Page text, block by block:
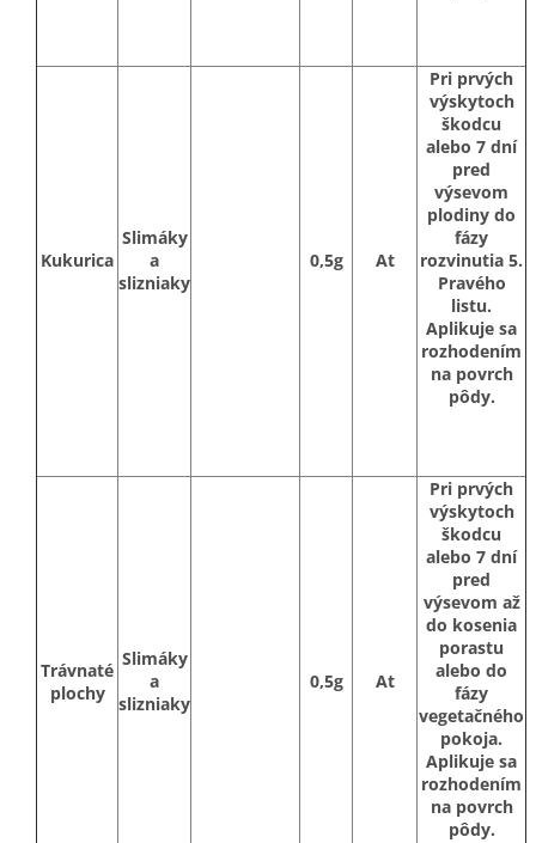
Kukurica
Slimáky
a
slizniaky
0,5g At
Pri prvých
výskytoch
škodcu
alebo 7 dní
pred
výsevom
plodiny do
fázy
rozvinutia 5.
Pravého
listu.
Aplikuje sa
rozhodením
na povrch
pôdy.
Trávnaté
plochy
Slimáky
a
slizniaky
0,5g At
Pri prvých
výskytoch
škodcu
alebo 7 dní
pred
výsevom až
do kosenia
porastu
alebo do
fázy
vegetačného
pokoja.
Aplikuje sa
rozhodením
na povrch
pôdy.